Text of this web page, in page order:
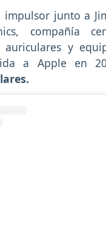
impulsor junto a
compañía
auriculares y
a Apple en